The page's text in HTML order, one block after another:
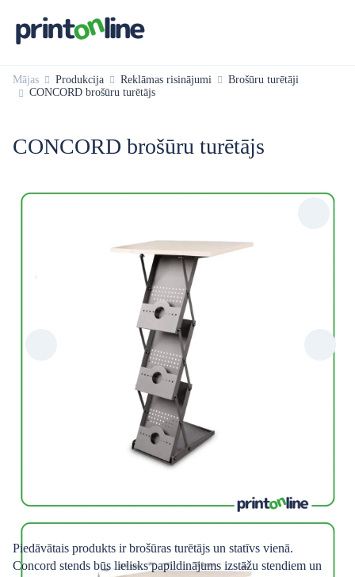
Mājas Produkcija Reklāmas risinājumi
Brošūru turētāji
CONCORD brošūru turētājs
CONCORD brošūru turētājs
Piedāvātais produkts ir brošūras turētājs un statīvs vienā.
Concord stends būs lielisks papildinājums izstāžu stendiem un